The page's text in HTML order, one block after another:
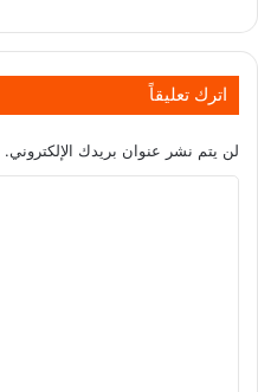
اترك تعليقاً
لن يتم نشر عنوان بريدك الإلكتروني.